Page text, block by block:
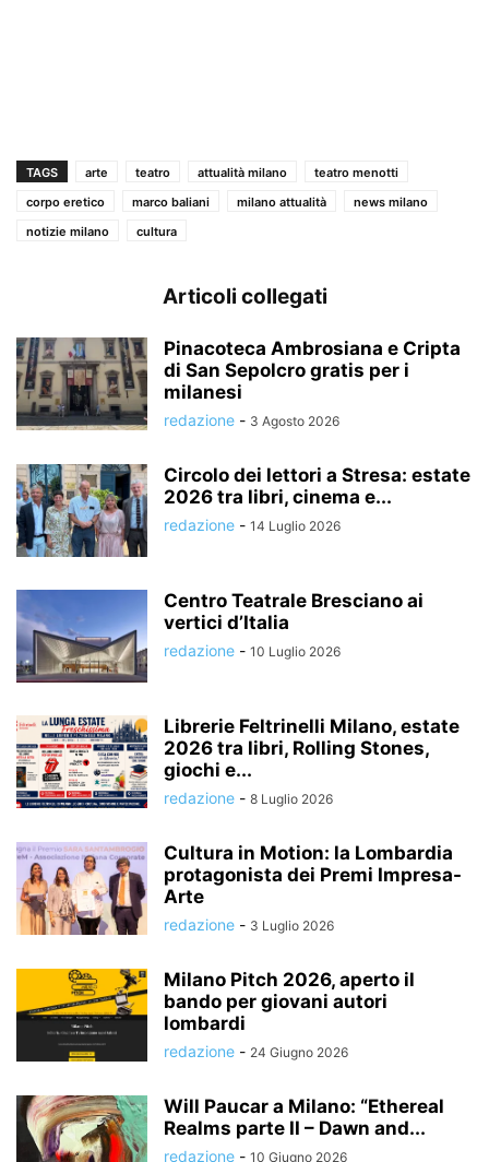
TAGS arte teatro attualità milano
teatro menotti
corpo eretico
marco baliani milano attualità
news milano
notizie milano
cultura
Articoli collegati
Pinacoteca Ambrosiana e Cripta
di San Sepolcro gratis per i
milanesi
redazione - 3 Agosto 2026
Circolo dei lettori a Stresa: estate
2026 tra libri, cinema e...
redazione - 14 Luglio 2026
Centro Teatrale Bresciano ai
vertici d’Italia
redazione - 10 Luglio 2026
Librerie Feltrinelli Milano, estate
2026 tra libri, Rolling Stones,
giochi e...
redazione - 8 Luglio 2026
Cultura in Motion: la Lombardia
protagonista dei Premi Impresa-
Arte
redazione - 3 Luglio 2026
Milano Pitch 2026, aperto il
bando per giovani autori
lombardi
redazione - 24 Giugno 2026
Will Paucar a Milano: “Ethereal
Realms parte II – Dawn and...
redazione - 10 Giugno 2026